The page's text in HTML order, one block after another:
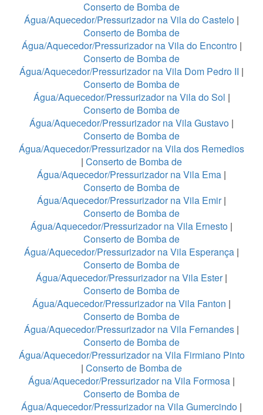
Conserto de Bomba de
Água/Aquecedor/Pressurizador na Vila do Castelo |
Conserto de Bomba de
Água/Aquecedor/Pressurizador na Vila do Encontro|
Conserto de Bomba de
Água/Aquecedor/Pressurizador na Vila Dom Pedro II |
Conserto de Bomba de
Água/Aquecedor/Pressurizador na Vila do Sol |
Conserto de Bomba de
Água/Aquecedor/Pressurizador na Vila Gustavo |
Conserto de Bomba de
Água/Aquecedor/Pressurizador na Vila dos Remedios
| Conserto de Bomba de
Água/Aquecedor/Pressurizador na Vila Ema |
Conserto de Bomba de
Água/Aquecedor/Pressurizador na Vila Emir|
Conserto de Bomba de
Água/Aquecedor/Pressurizador na Vila Ernesto |
Conserto de Bomba de
Água/Aquecedor/Pressurizador na Vila Esperança |
Conserto de Bomba de
Água/Aquecedor/Pressurizador na Vila Ester|
Conserto de Bomba de
Água/Aquecedor/Pressurizador na Vila Fanton |
Conserto de Bomba de
Água/Aquecedor/Pressurizador na Vila Fernandes |
Conserto de Bomba de
Água/Aquecedor/Pressurizador na Vila Firmiano Pinto
| Conserto de Bomba de
Água/Aquecedor/Pressurizador na Vila Formosa |
Conserto de Bomba de
Água/Aquecedor/Pressurizador na Vila Gumercindo |